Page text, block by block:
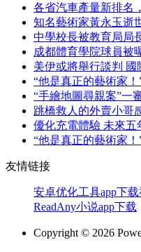
各省汽車產量新排名
知名藝術家黃永玉逝
中學校長被教育局局
成都體育學院球員被
美伊或將舉行談判 國
“他是真正的藝術家
“手繪地圖尋親案”一
跳橋救人的外賣小哥
優化充電體驗 未來五
“他是真正的藝術家
友情链接
安卓优化工具app下载
ReadAny小说app下载
Copyright © 2026